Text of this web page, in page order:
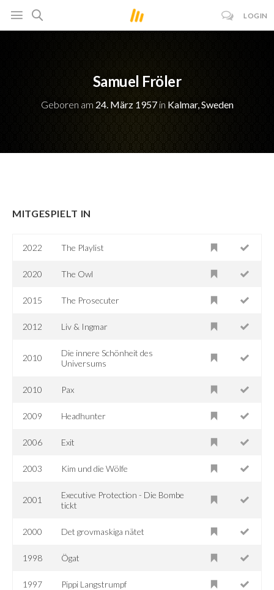
LOGIN
Samuel Fröler
Geboren am 24. März 1957in Kalmar, Sweden
MITGESPIELT IN
2022 The Playlist
2020 The Owl
2015 The Prosecuter
2012 Liv & Ingmar
2010
Die innere Schönheit des
Universums
2010 Pax
2009 Headhunter
2006 Exit
2003 Kim und die Wölfe
2001
Executive Protection - Die Bombe
tickt
2000 Det grovmaskiga nätet
1998 Ögat
1997 Pippi Langstrumpf